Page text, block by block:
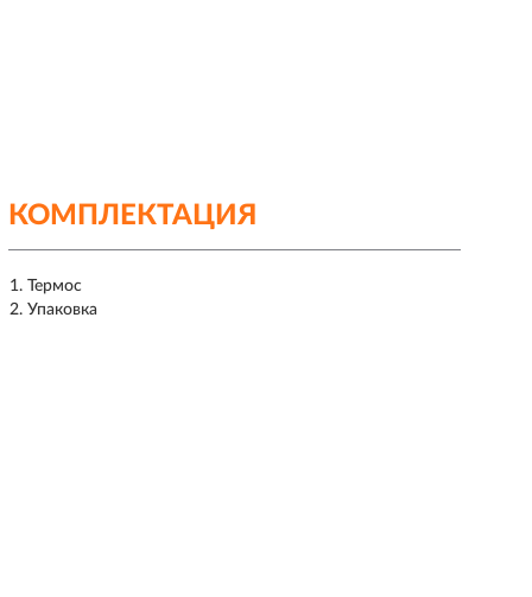
КОМПЛЕКТАЦИЯ
Термос
Упаковка